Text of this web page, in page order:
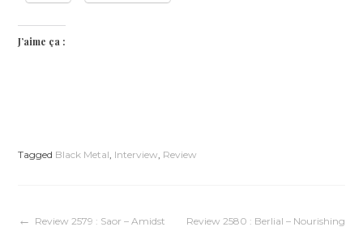
J’aime ça :
Tagged Black Metal, Interview, Review
Review 2579 : Saor – Amidst
Review 2580 : Berlial – Nourishing